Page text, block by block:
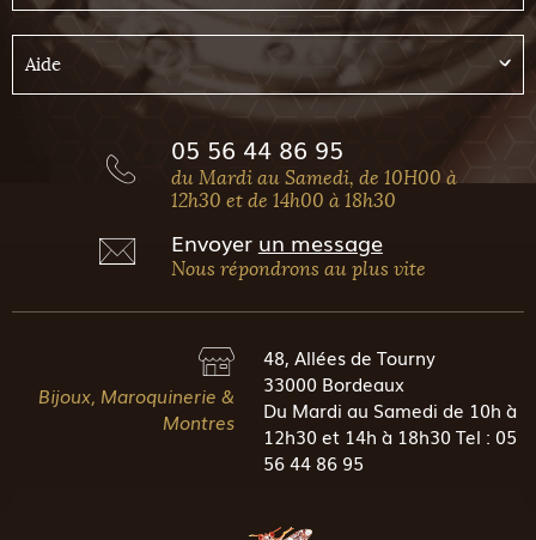
Aide
05 56 44 86 95
du Mardi au Samedi, de 10H00 à
12h30 et de 14h00 à 18h30
Envoyer un message
Nous répondrons au plus vite
Bijoux, Maroquinerie &
Montres
48, Allées de Tourny
33000 Bordeaux
Du Mardi au Samedi de 10h à
12h30 et 14h à 18h30 Tel : 05
56 44 86 95